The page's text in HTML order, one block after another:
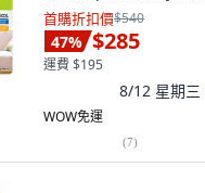
首購折扣價$540
47% $285
運費 $195
8/12 星期三
WOW免運
(7)